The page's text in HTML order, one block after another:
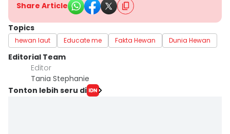
Share Article
Topics
hewan laut Educate me Fakta Hewan Dunia Hewan
Editorial Team
Editor
Tania Stephanie
Tonton lebih seru di